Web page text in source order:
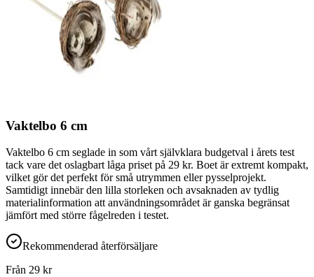
Vaktelbo 6 cm
Vaktelbo 6 cm seglade in som vårt självklara budgetval i årets test
tack vare det oslagbart låga priset på 29 kr. Boet är extremt kompakt,
vilket gör det perfekt för små utrymmen eller pysselprojekt.
Samtidigt innebär den lilla storleken och avsaknaden av tydlig
materialinformation att användningsområdet är ganska begränsat
jämfört med större fågelreden i testet.
Rekommenderad återförsäljare
Från 29 kr